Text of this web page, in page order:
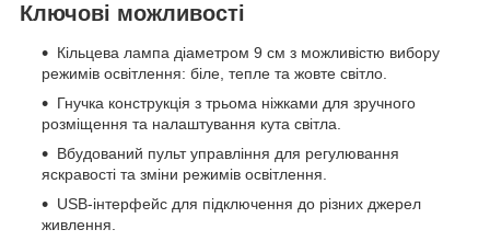
Ключові можливості
Кільцева лампа діаметром 9 см з можливістю вибору
режимів освітлення: біле, тепле та жовте світло.
Гнучка конструкція з трьома ніжками для зручного
розміщення та налаштування кута світла.
Вбудований пульт управління для регулювання
яскравості та зміни режимів освітлення.
USB-інтерфейс для підключення до різних джерел
живлення.